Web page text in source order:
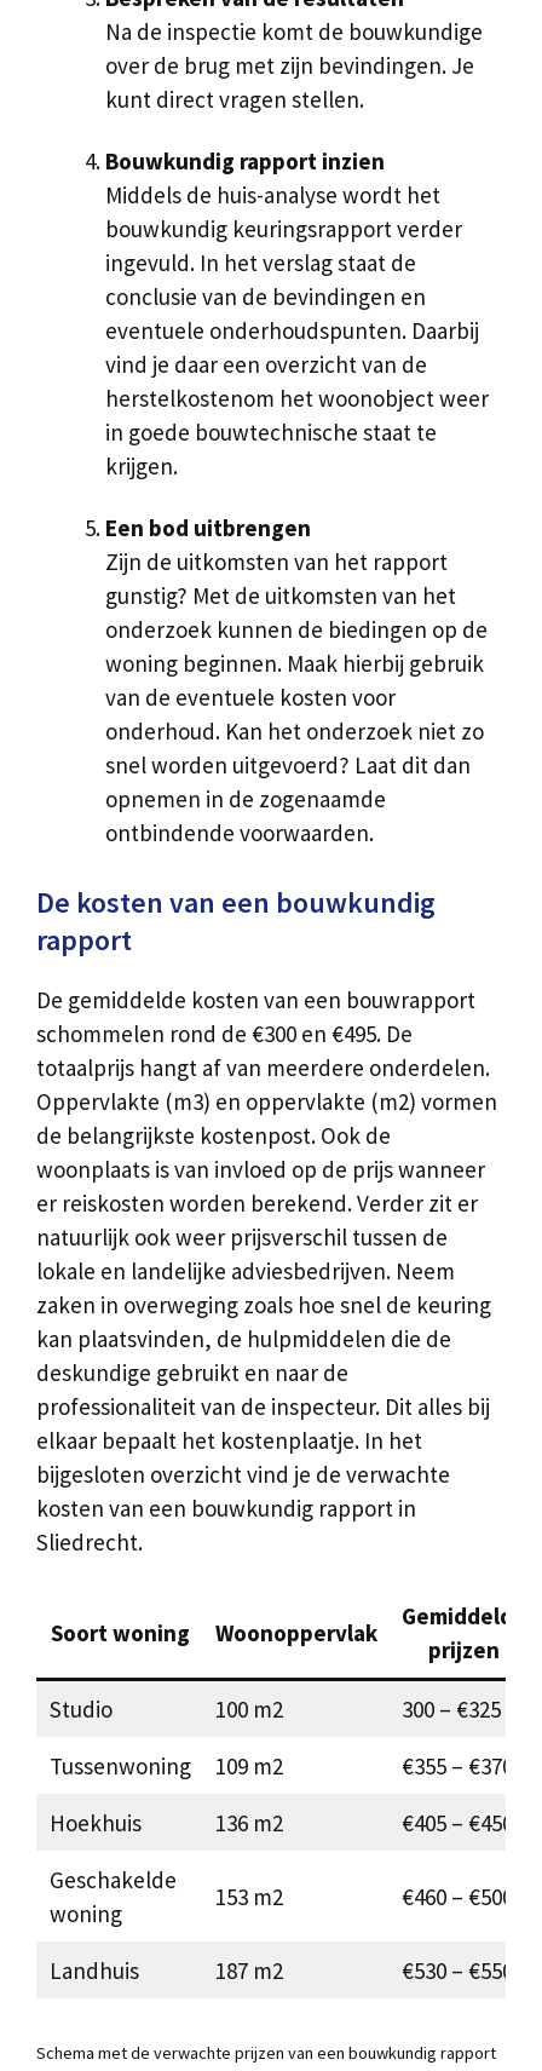
Na de inspectie komt de bouwkundige
over de brug met zijn bevindingen. Je
kunt direct vragen stellen.
Bouwkundig rapport inzien
Middels de huis-analyse wordt het
bouwkundig keuringsrapport verder
ingevuld. In het verslag staat de
conclusie van de bevindingen en
eventuele onderhoudspunten. Daarbij
vind je daar een overzicht van de
herstelkostenom het woonobject weer
in goede bouwtechnische staat te
krijgen.
Een bod uitbrengen
Zijn de uitkomsten van het rapport
gunstig? Met de uitkomsten van het
onderzoek kunnen de biedingen op de
woning beginnen. Maak hierbij gebruik
van de eventuele kosten voor
onderhoud. Kan het onderzoek niet zo
snel worden uitgevoerd? Laat dit dan
opnemen in de zogenaamde
ontbindende voorwaarden.
De kosten van een bouwkundig
rapport
De gemiddelde kosten van een bouwrapport
schommelen rond de €300 en €495. De
totaalprijs hangt af van meerdere onderdelen.
Oppervlakte (m3) en oppervlakte (m2) vormen
de belangrijkste kostenpost. Ook de
woonplaats is van invloed op de prijs wanneer
er reiskosten worden berekend. Verder zit er
natuurlijk ook weer prijsverschil tussen de
lokale en landelijke adviesbedrijven. Neem
zaken in overweging zoals hoe snel de keuring
kan plaatsvinden, de hulpmiddelen die de
deskundige gebruikt en naar de
professionaliteit van de inspecteur. Dit alles bij
elkaar bepaalt het kostenplaatje. In het
bijgesloten overzicht vind je de verwachte
kosten van een bouwkundig rapport in
Sliedrecht.
Soort woning Woonoppervlak
Gemiddelde
prijzen
Studio 100 m2
300 – €325
Tussenwoning
109 m2
€355 – €370
Hoekhuis
136 m2
€405 – €450
Geschakelde
woning
153 m2 €460 – €500
Landhuis 187 m2 €530 – €550
Schema met de verwachte prijzen van een bouwkundig rapport